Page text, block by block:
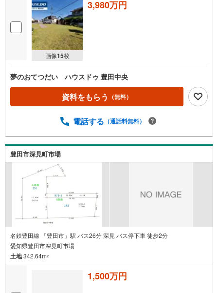
画像15枚
3,980万円
夢のおてつだい ハウスドゥ 豊田中央
資料をもらう （無料）
電話する （通話料無料）
豊田市深見町市場
名鉄豊田線 「豊田市」駅 バス26分 深見 バス停下車 徒歩2分
愛知県豊田市深見町市場
土地342.64m2
1,500万円